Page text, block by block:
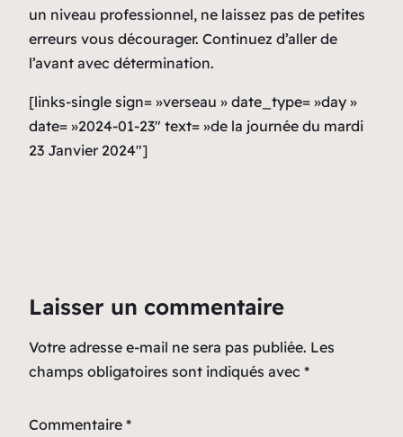
un niveau professionnel, ne laissez pas de petites
erreurs vous décourager. Continuez d’aller de
l’avant avec détermination.
[links-single sign= »verseau » date_type= »day »
date= »2024-01-23″ text= »de la journée du mardi
23 Janvier 2024″]
Laisser un commentaire
Votre adresse e-mail ne sera pas publiée. Les
champs obligatoires sont indiqués avec *
Commentaire *